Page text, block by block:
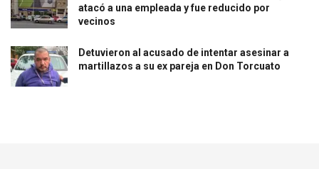
atacó a una empleada y fue reducido por
vecinos
Detuvieron al acusado de intentar asesinar a
martillazos a su ex pareja en Don Torcuato